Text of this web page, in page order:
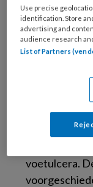
onder. Het
overgewicht,
type 2. Hoe
Meer
De
echo’s –
voetulcera.
Use precise
identification. Store
advertising and
audience research
List of Partners